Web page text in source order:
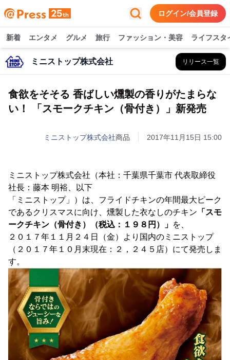
ログイン/会員登録
新着 エンタメ グルメ 旅行 ファッション・美容 ライフスタ
ミニストップ株式会社 リリース一覧
食欲をそそる 香ばしい燻製の香りがたまらな
い！ 「スモークチキン（骨付き）」新発売
ミニストップ株式会社商品 2017年11月15日 15:00
ミニストップ株式会社（本社：千葉県千葉市 代表取締役
社長：藤本 明裕、以下
「ミニストップ」）は、フライドチキンの年間最大ピーク
であるクリスマスに向け、燻製した衣なしのチキン 「スモ
ークチキン（骨付き）（税込：１９８円）」 を、
２０１７年１１月２４日（金）より国内のミニストップ
（２０１７年１０月末現在：２，２４５店）にて発売しま
す。